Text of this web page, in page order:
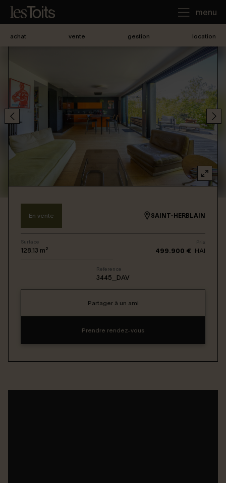
menu
Je loue
Je vends
Notre agence
Connexion / Inscription
Espace Bailleur / Locataire
achat vente gestion location
En vente SAINT-HERBLAIN
Surface
128.13 m²
Prix
499.900 € HAI
Reference
3445_DAV
Partager à un ami
Prendre rendez-vous